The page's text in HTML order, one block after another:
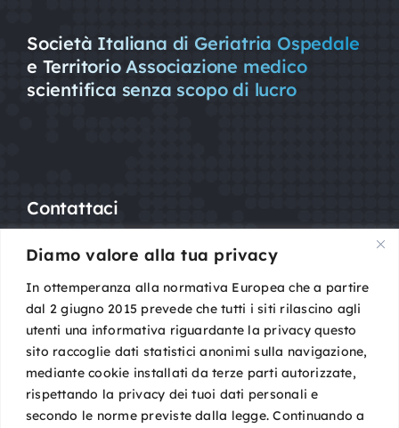
Diamo valore alla tua privacy
In ottemperanza alla normativa Europea che a partire
dal 2 giugno 2015 prevede che tutti i siti rilascino agli
utenti una informativa riguardante la privacy questo
sito raccoglie dati statistici anonimi sulla navigazione,
mediante cookie installati da terze parti autorizzate,
rispettando la privacy dei tuoi dati personali e
secondo le norme previste dalla legge. Continuando a
Società Italiana di Geriatria Ospedale
e Territorio Associazione medico
scientifica senza scopo di lucro
Contattaci
Mail:segreteria@sigot.org
PEC:
sigot@pec.it
c/o Planning Congressi,
Via Guelfa, 9
40138 Bologna
Cod. Fisc. 96081590588